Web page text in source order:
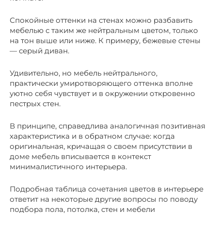
Спокойные оттенки на стенах можно разбавить
мебелью с таким же нейтральным цветом, только
на тон выше или ниже. К примеру, бежевые стены
— серый диван.
Удивительно, но мебель нейтрального,
практически умиротворяющего оттенка вполне
уютно себя чувствует и в окружении откровенно
пестрых стен.
В принципе, справедлива аналогичная позитивная
характеристика и в обратном случае: когда
оригинальная, кричащая о своем присутствии в
доме мебель вписывается в контекст
минималистичного интерьера.
Подробная таблица сочетания цветов в интерьере
ответит на некоторые другие вопросы по поводу
подбора пола, потолка, стен и мебели